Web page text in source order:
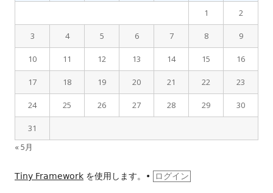
1 2
3 4 5 6 7 8 9
10 11 12 13 14 15 16
17 18 19 20 21 22 23
24 25 26 27 28 29 30
31
« 5月
Tiny Framework を使用します。 • ログイン